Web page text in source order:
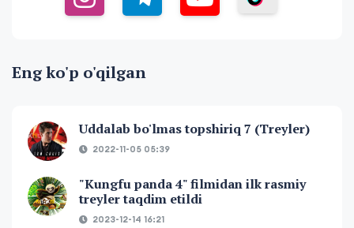
Eng ko'p o'qilgan
Uddalab bo'lmas topshiriq 7 (Treyler)
2022-11-05 05:39
"Kungfu panda 4" filmidan ilk rasmiy
treyler taqdim etildi
2023-12-14 16:21